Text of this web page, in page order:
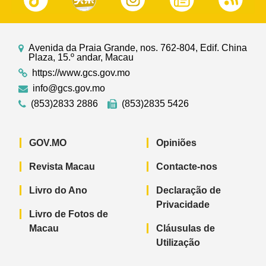
Avenida da Praia Grande, nos. 762-804, Edif. China
Plaza, 15.º andar, Macau
https://www.gcs.gov.mo
info@gcs.gov.mo
(853)2833 2886
(853)2835 5426
GOV.MO
Revista Macau
Livro do Ano
Livro de Fotos de
Macau
Opiniões
Contacte-nos
Declaração de
Privacidade
Cláusulas de
Utilização